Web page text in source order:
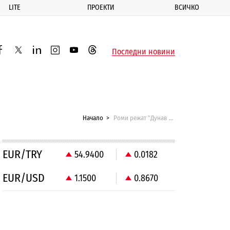
LITE ПРОЕКТИ ВСИЧКО
twitterlinkedininstagram
youtubethreadsПоследни новини
Начало Роми режат "Дунав мост" за скрап
EUR/TRY 54.9400 0.0182
EUR/USD 1.1500 0.8670